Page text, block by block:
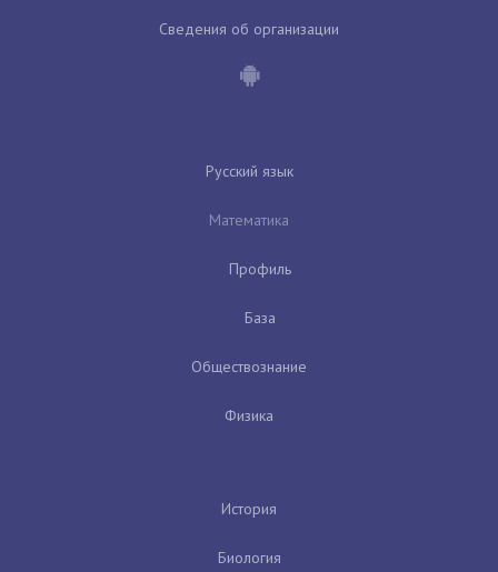
Сведения об организации
Русский язык
Математика
Профиль
База
Обществознание
Физика
История
Биология